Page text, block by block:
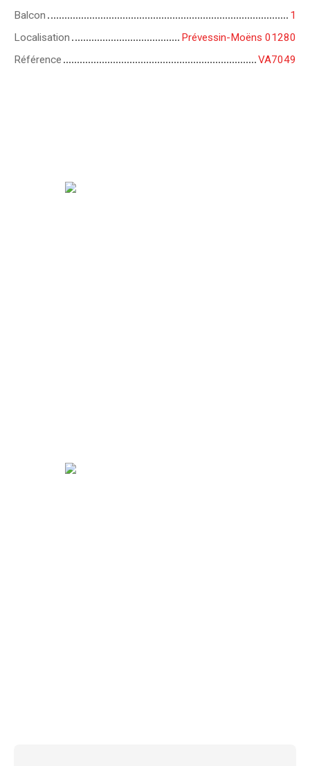
Balcon
1
Localisation
Prévessin-Moëns 01280
Référence
VA7049